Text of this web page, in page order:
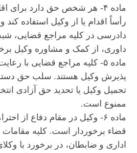
ماده ۴- هر شخص حق دارد برای
رأساً اقدام یا از وکیل استفاده کند
دادرسی در کلیه مراجع قضایی،
داوری، از کمک و مشاوره وکیل
ماده ۵- کلیه مراجع قضایی با
پذیرش وکیل هستند. سلب حق
تحمیل وکیل یا تحدید حق آزادی
ممنوع است.
ماده ۶- وکیل در مقام دفاع از
قضاء برخوردار است. کلیه مقامات
اداری و ضابطان، در برخورد با